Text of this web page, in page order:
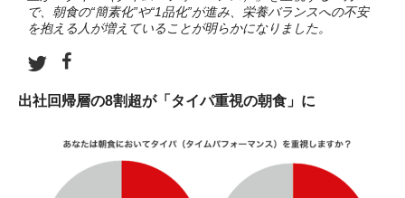
で、朝食の“簡素化”や“1品化”が進み、栄養バランスへの不安
を抱える人が増えていることが明らかになりました。
出社回帰層の8割超が「タイパ重視の朝食」に